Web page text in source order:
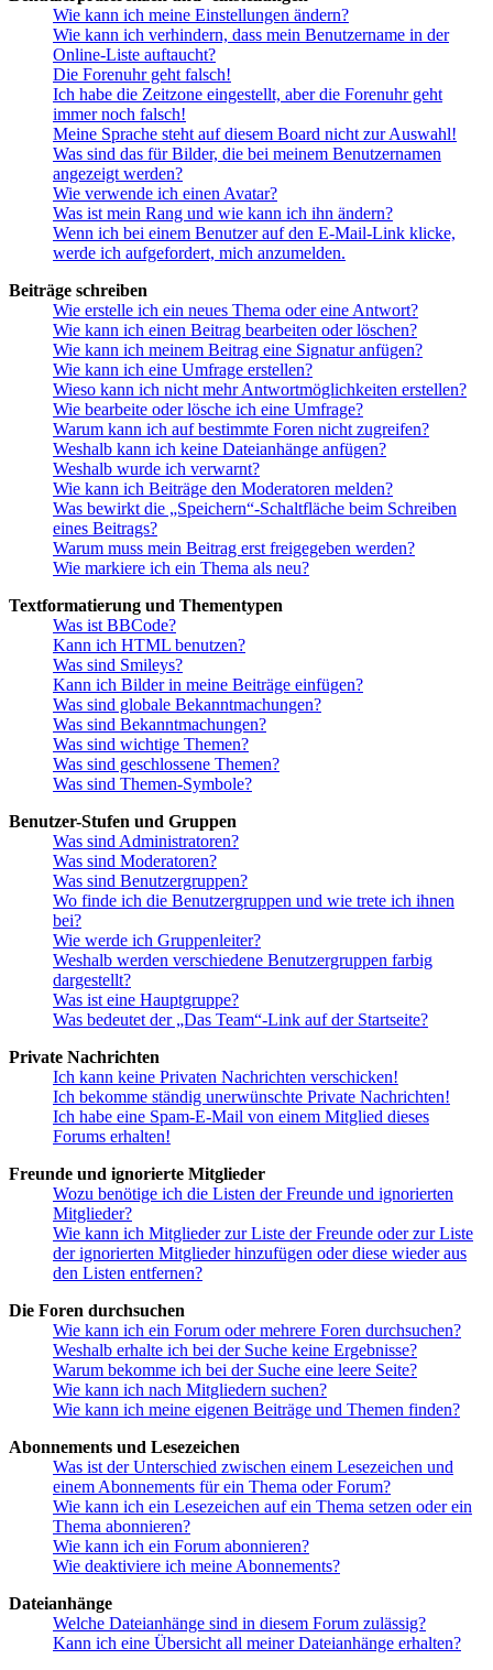
Wie kann ich meine Einstellungen ändern?
Wie kann ich verhindern, dass mein Benutzername in der
Online-Liste auftaucht?
Die Forenuhr geht falsch!
Ich habe die Zeitzone eingestellt, aber die Forenuhr geht
immer noch falsch!
Meine Sprache steht auf diesem Board nicht zur Auswahl!
Was sind das für Bilder, die bei meinem Benutzernamen
angezeigt werden?
Wie verwende ich einen Avatar?
Was ist mein Rang und wie kann ich ihn ändern?
Wenn ich bei einem Benutzer auf den E-Mail-Link klicke,
werde ich aufgefordert, mich anzumelden.
Beiträge schreiben
Wie erstelle ich ein neues Thema oder eine Antwort?
Wie kann ich einen Beitrag bearbeiten oder löschen?
Wie kann ich meinem Beitrag eine Signatur anfügen?
Wie kann ich eine Umfrage erstellen?
Wieso kann ich nicht mehr Antwortmöglichkeiten erstellen?
Wie bearbeite oder lösche ich eine Umfrage?
Warum kann ich auf bestimmte Foren nicht zugreifen?
Weshalb kann ich keine Dateianhänge anfügen?
Weshalb wurde ich verwarnt?
Wie kann ich Beiträge den Moderatoren melden?
Was bewirkt die „Speichern“-Schaltfläche beim Schreiben
eines Beitrags?
Warum muss mein Beitrag erst freigegeben werden?
Wie markiere ich ein Thema als neu?
Textformatierung und Thementypen
Was ist BBCode?
Kann ich HTML benutzen?
Was sind Smileys?
Kann ich Bilder in meine Beiträge einfügen?
Was sind globale Bekanntmachungen?
Was sind Bekanntmachungen?
Was sind wichtige Themen?
Was sind geschlossene Themen?
Was sind Themen-Symbole?
Benutzer-Stufen und Gruppen
Was sind Administratoren?
Was sind Moderatoren?
Was sind Benutzergruppen?
Wo finde ich die Benutzergruppen und wie trete ich ihnen
bei?
Wie werde ich Gruppenleiter?
Weshalb werden verschiedene Benutzergruppen farbig
dargestellt?
Was ist eine Hauptgruppe?
Was bedeutet der „Das Team“-Link auf der Startseite?
Private Nachrichten
Ich kann keine Privaten Nachrichten verschicken!
Ich bekomme ständig unerwünschte Private Nachrichten!
Ich habe eine Spam-E-Mail von einem Mitglied dieses
Forums erhalten!
Freunde und ignorierte Mitglieder
Wozu benötige ich die Listen der Freunde und ignorierten
Mitglieder?
Wie kann ich Mitglieder zur Liste der Freunde oder zur Liste
der ignorierten Mitglieder hinzufügen oder diese wieder aus
den Listen entfernen?
Die Foren durchsuchen
Wie kann ich ein Forum oder mehrere Foren durchsuchen?
Weshalb erhalte ich bei der Suche keine Ergebnisse?
Warum bekomme ich bei der Suche eine leere Seite?
Wie kann ich nach Mitgliedern suchen?
Wie kann ich meine eigenen Beiträge und Themen finden?
Abonnements und Lesezeichen
Was ist der Unterschied zwischen einem Lesezeichen und
einem Abonnements für ein Thema oder Forum?
Wie kann ich ein Lesezeichen auf ein Thema setzen oder ein
Thema abonnieren?
Wie kann ich ein Forum abonnieren?
Wie deaktiviere ich meine Abonnements?
Dateianhänge
Welche Dateianhänge sind in diesem Forum zulässig?
Kann ich eine Übersicht all meiner Dateianhänge erhalten?